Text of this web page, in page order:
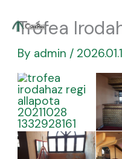
content
Trófea
By admin /